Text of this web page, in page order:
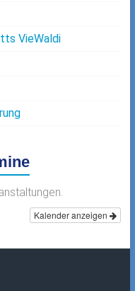
VieWaldi
Kalender anzeigen